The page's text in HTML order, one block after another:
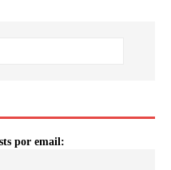
por email: